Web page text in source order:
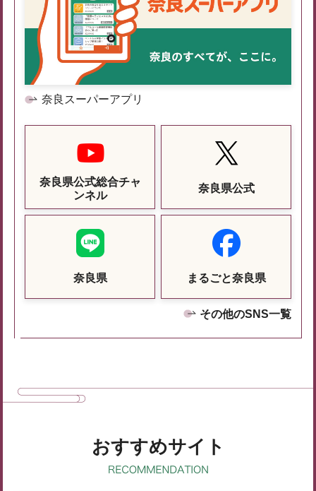
奈良スーパーアプリ
奈良県公式総合チャ
ンネル
奈良県公式
奈良県 まるごと奈良県
その他のSNS一覧
おすすめサイト